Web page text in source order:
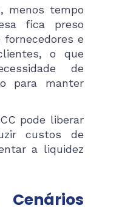
menos tempo
fica preso
e
o que
de
para manter
pode liberar
custos de
a liquidez